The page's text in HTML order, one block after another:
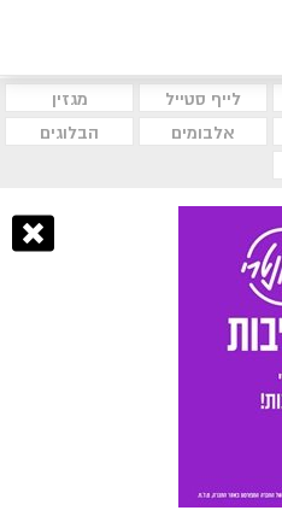
לייף סטייל
מגזין
אלבומים
הבלוגים